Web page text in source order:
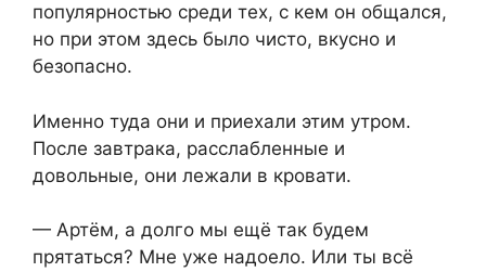
популярностью среди тех, с кем он общался,
но при этом здесь было чисто, вкусно и
безопасно.
Именно туда они и приехали этим утром.
После завтрака, расслабленные и
довольные, они лежали в кровати.
— Артём, а долго мы ещё так будем
прятаться? Мне уже надоело. Или ты всё